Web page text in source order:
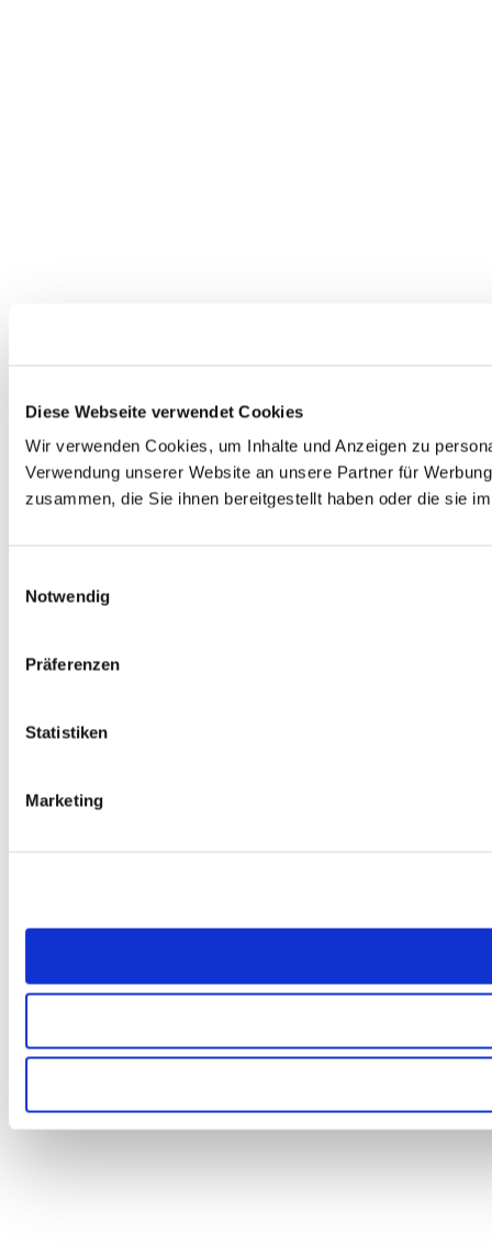
Diese Webseite verwendet Cookies
Wir verwenden Cookies, um Inhalte und Anzeigen zu
Verwendung unserer Website an unsere Partner für
zusammen, die Sie ihnen bereitgestellt haben oder die sie
Notwendig
Präferenzen
Statistiken
Marketing